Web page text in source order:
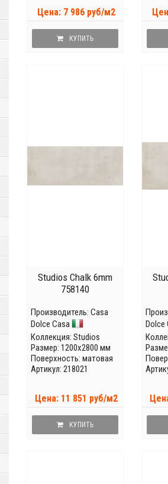
Цена: 7 986 руб/м2
КУПИТЬ
Studios Chalk 6mm
758140
Производитель: Casa
Dolce Casa
Коллекция: Studios
Размер: 1200x2800 мм
Поверхность: матовая
Артикул: 218021
Цена: 11 851 руб/м2
КУПИТЬ
Dolce